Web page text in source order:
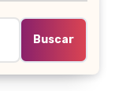
Buscar